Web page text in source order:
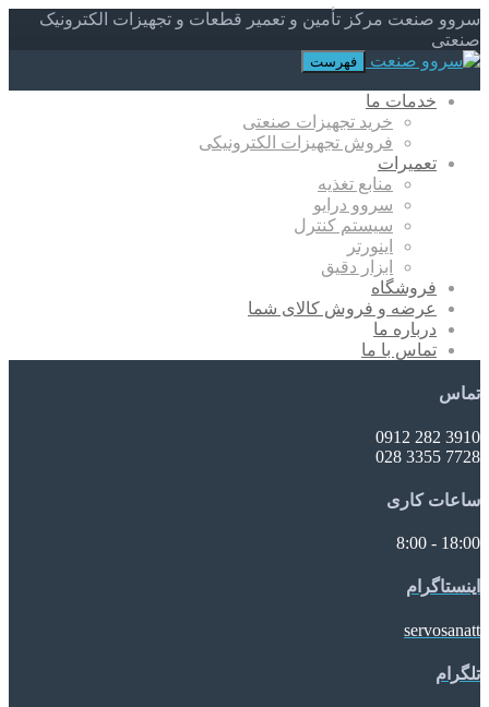
سروو صنعت مرکز تأمین و تعمیر قطعات و تجهیزات الکترونیک
صنعتی
فهرست
خدمات ما
خرید تجهیزات صنعتی
فروش تجهیزات الکترونیکی
تعمیرات
منابع تغذیه
سروو درایو
سیستم کنترل
اینورتر
ابزار دقیق
فروشگاه
عرضه و فروش کالای شما
درباره ما
تماس با ما
تماس
3910 282 0912
7728 3355 028
ساعات کاری
18:00 - 8:00
اینستاگرام
servosanatt
تلگرام